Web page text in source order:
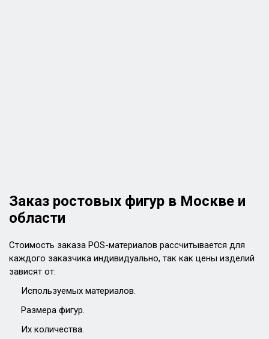
Заказ ростовых фигур в Москве и
области
Стоимость заказа POS-материалов рассчитывается для
каждого заказчика индивидуально, так как цены изделий
зависят от:
Используемых материалов.
Размера фигур.
Их количества.